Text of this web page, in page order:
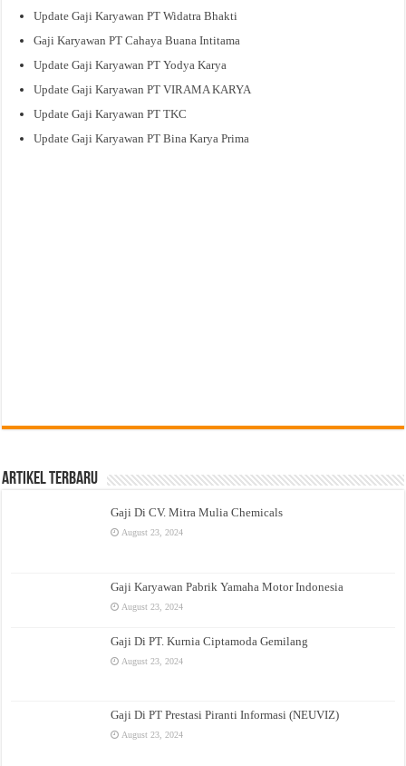
Update Gaji Karyawan PT Widatra Bhakti
Gaji Karyawan PT Cahaya Buana Intitama
Update Gaji Karyawan PT Yodya Karya
Update Gaji Karyawan PT VIRAMA KARYA
Update Gaji Karyawan PT TKC
Update Gaji Karyawan PT Bina Karya Prima
Artikel Terbaru
Gaji Di CV. Mitra Mulia Chemicals
August 23, 2024
Gaji Karyawan Pabrik Yamaha Motor Indonesia
August 23, 2024
Gaji Di PT. Kurnia Ciptamoda Gemilang
August 23, 2024
Gaji Di PT Prestasi Piranti Informasi (NEUVIZ)
August 23, 2024